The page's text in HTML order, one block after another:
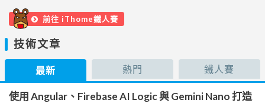
前往 iThome鐵人賽
技術文章
最新 熱門 鐵人賽
使用 Angular、Firebase AI Logic 與 Gemini Nano 打造